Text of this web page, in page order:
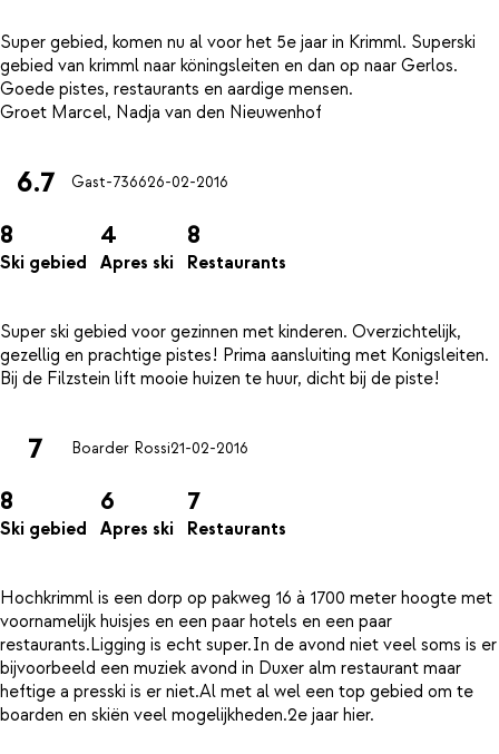
Super gebied, komen nu al voor het 5e jaar in Krimml. Superski
gebied van krimml naar köningsleiten en dan op naar Gerlos.
Goede pistes, restaurants en aardige mensen.
6.7 Gast-736626-02-2016
8
Ski gebied
4
Apres ski
8
Restaurants
Super ski gebied voor gezinnen met kinderen. Overzichtelijk,
gezellig en prachtige pistes! Prima aansluiting met Konigsleiten.
7 Boarder Rossi21-02-2016
8
Ski gebied
6
Apres ski
7
Restaurants
Hochkrimml is een dorp op pakweg 16 à 1700 meter hoogte met
voornamelijk huisjes en een paar hotels en een paar
restaurants.Ligging is echt super.In de avond niet veel soms is er
bijvoorbeeld een muziek avond in Duxer alm restaurant maar
heftige a presski is er niet.Al met al wel een top gebied om te